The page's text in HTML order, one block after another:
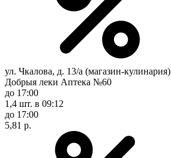
ул. Чкалова, д. 13/а (магазин-кулинария)
Добрыя леки Аптека №60
до 17:00
1,4 шт. в 09:12
до 17:00
5,81 р.